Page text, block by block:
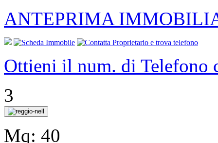
ANTEPRIMA
Ottieni il num. di Telefono
3
Mq: 40